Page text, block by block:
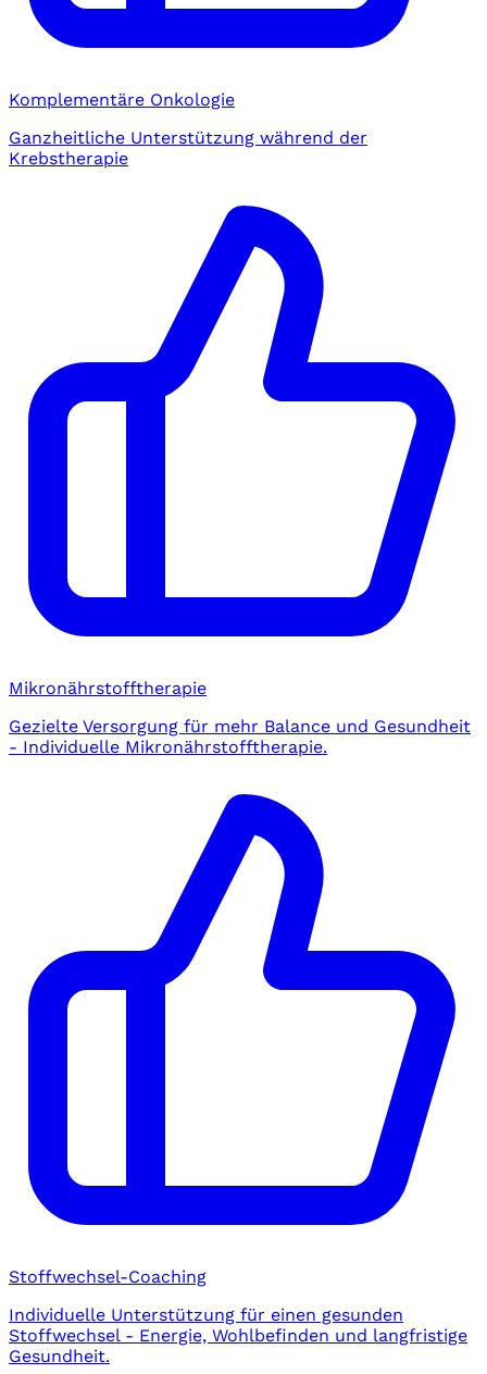
Komplementäre Onkologie
Ganzheitliche Unterstützung während der
Krebstherapie
Mikronährstofftherapie
Gezielte Versorgung für mehr Balance und Gesundheit
- Individuelle Mikronährstofftherapie.
Stoffwechsel-Coaching
Individuelle Unterstützung für einen gesunden
Stoffwechsel - Energie, Wohlbefinden und langfristige
Gesundheit.